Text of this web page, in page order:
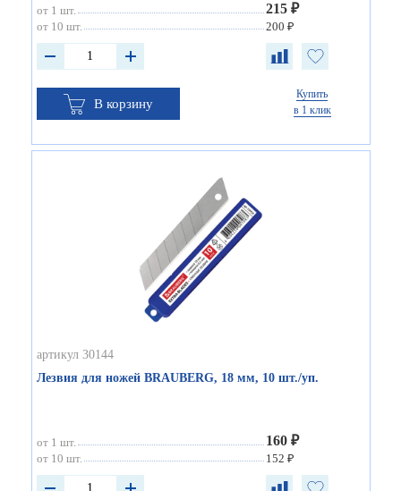
от 1 шт. 215 ₽
от 10 шт. 200 ₽
В корзину
Купить
в 1 клик
артикул 30144
Лезвия для ножей BRAUBERG, 18 мм, 10 шт./уп.
от 1 шт. 160 ₽
от 10 шт. 152 ₽